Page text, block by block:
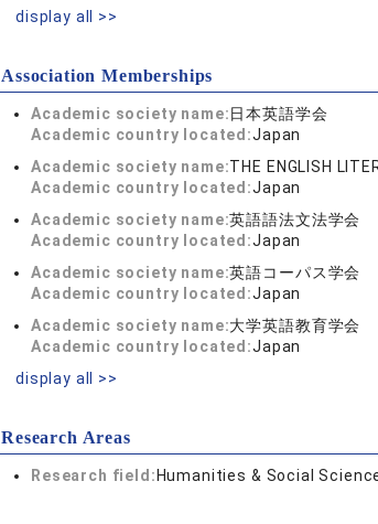
display all >>
Association Memberships
Academic society name:日本英語学会
Academic country located:Japan
Academic society name:THE ENGLISH
Academic country located:Japan
Academic society name:英語語法文法学会
Academic country located:Japan
Academic society name:英語コーパス学会
Academic country located:Japan
Academic society name:大学英語教育学会
Academic country located:Japan
display all >>
Research Areas
Research field: Humanities & Social